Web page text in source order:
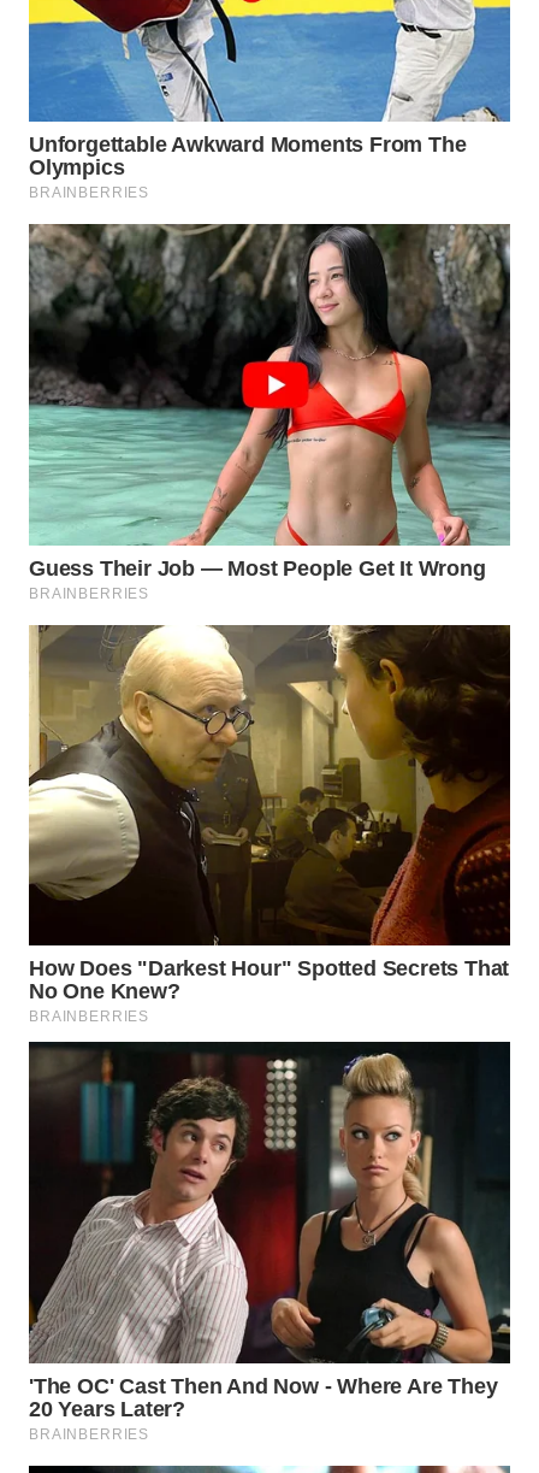
WN
TAPANULI
TENGAH
WN DELI
SERDANG
TEBING
TINGGI
WN
WN
KARAWANG
WN
WN
BOGOR
WN
DEPOK
WN
TAPANULI
UTARA
WN
WN
PADANG
CIANJUR
WN
KEPULAUAN
SERIBU
WN
TANGERANG